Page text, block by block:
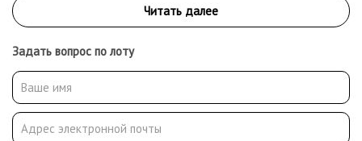
Задать вопрос по лоту